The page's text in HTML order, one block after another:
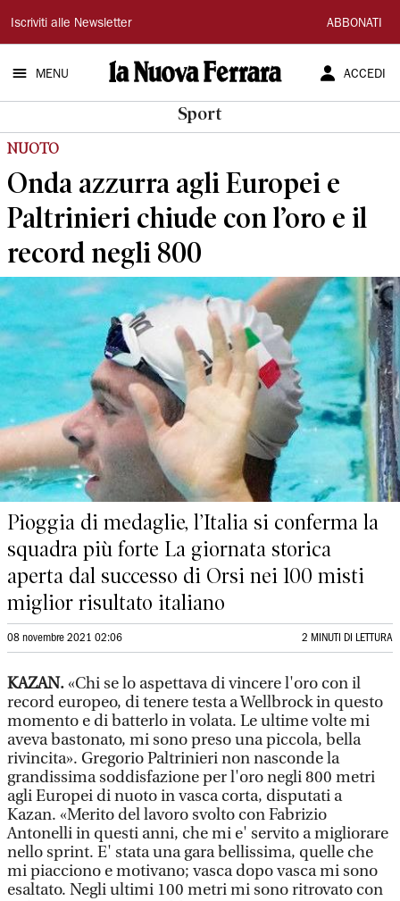
La
Nuova
Ferrara
Iscriviti alle Newsletter ABBONATI
MENU ACCEDI
Sport
NUOTO
Onda azzurra agli Europei e
Paltrinieri chiude con l’oro e il
record negli 800
Pioggia di medaglie, l’Italia si conferma la
squadra più forte La giornata storica
aperta dal successo di Orsi nei 100 misti
miglior risultato italiano
08 novembre 2021 02:06 2 MINUTI DI LETTURA
KAZAN.«Chi se lo aspettava di vincere l'oro con il
record europeo, di tenere testa a Wellbrock in questo
momento e di batterlo in volata. Le ultime volte mi
aveva bastonato, mi sono preso una piccola, bella
rivincita». Gregorio Paltrinieri non nasconde la
grandissima soddisfazione per l'oro negli 800 metri
agli Europei di nuoto in vasca corta, disputati a
Kazan. «Merito del lavoro svolto con Fabrizio
Antonelli in questi anni, che mi e' servito a migliorare
nello sprint. E' stata una gara bellissima, quelle che
mi piacciono e motivano; vasca dopo vasca mi sono
esaltato. Negli ultimi 100 metri mi sono ritrovato con